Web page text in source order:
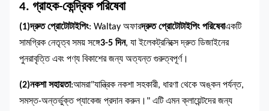
4. গ্রাহক-কেন্দ্রিক পরিষেবা
(1)দ্রুত প্রোটোটাইপিং: Waltay অফারদ্রুত প্রোটোটাইপিং পরিষেবাএকটি
সামগ্রিক নেতৃত্ব সময় সঙ্গে3-5 দিন, যা ইলেকট্রনিক্সে দ্রুত ডিজাইনের
পুনরাবৃত্তি এবং পণ্য বিকাশের জন্য অত্যন্ত গুরুত্বপূর্ণ।
(2)নকশা সহায়তা:আমরা"যান্ত্রিক নকশা সহকারী, ধারণা থেকে অঙ্কন পর্যন্ত,
সমস্ত-অন্তর্ভুক্ত প্যাকেজ প্রদান করুন।" এটি এমন ক্লায়েন্টদের জন্য